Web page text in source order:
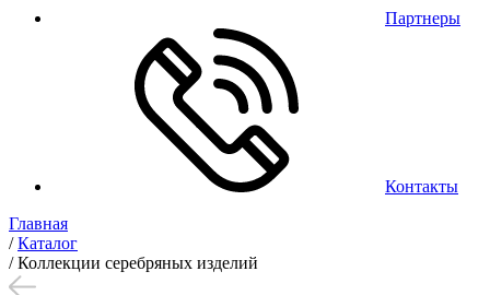
Партнеры
Контакты
Главная
/Каталог
/Коллекции серебряных изделий